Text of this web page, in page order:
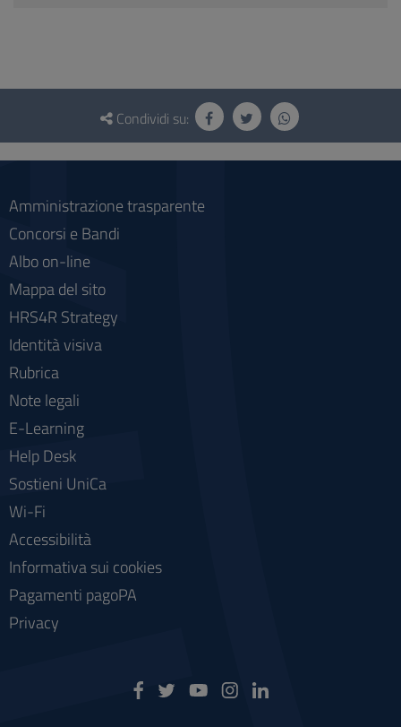
Questionario
social
Condividi su:
Amministrazione trasparente
Concorsi e Bandi
Albo on-line
Mappa del sito
HRS4R Strategy
Identità visiva
Rubrica
Note legali
E-Learning
Help Desk
Sostieni UniCa
Wi-Fi
Accessibilità
Informativa sui cookies
Pagamenti pagoPA
Privacy